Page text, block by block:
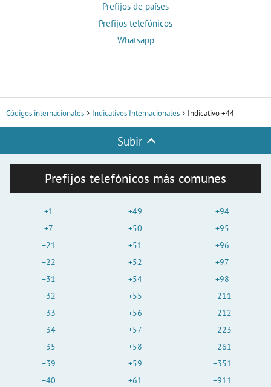
Prefijos de países
Prefijos telefónicos
Whatsapp
Códigos internacionales Indicativos Internacionales Indicativo +44
Subir
Prefijos telefónicos más comunes
+1
+7
+21
+22
+31
+32
+33
+34
+35
+39
+40
+49
+50
+51
+52
+54
+55
+56
+57
+58
+59
+61
+94
+95
+96
+97
+98
+211
+212
+223
+261
+351
+911